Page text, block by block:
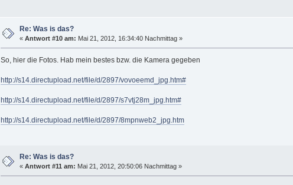
Re: Was is das?
« Antwort #10 am: Mai 21, 2012, 16:34:40 Nachmittag »
So, hier die Fotos. Hab mein bestes bzw. die Kamera gegeben
http://s14.directupload.net/file/d/2897/vovoeemd_jpg.htm#
http://s14.directupload.net/file/d/2897/s7vtj28m_jpg.htm#
http://s14.directupload.net/file/d/2897/8mpnweb2_jpg.htm
Re: Was is das?
« Antwort #11 am: Mai 21, 2012, 20:50:06 Nachmittag »